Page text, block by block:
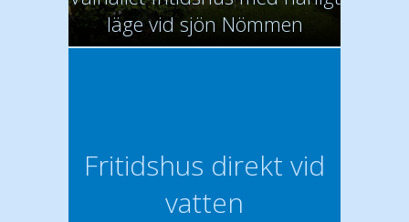
läge vid sjön Nömmen
Fritidshus direkt vid
vatten